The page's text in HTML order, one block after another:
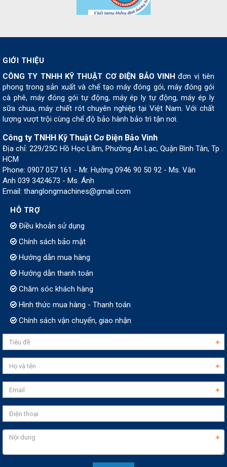
GIỚI THIỆU
CÔNG TY TNHH KỸ THUẬT CƠ ĐIỆN BẢO VINH đơn vị tiên
phong trong sản xuất và chế tạo máy đóng gói, máy đóng gói
cà phê, máy đóng gói tự động, máy ép ly tự động, máy ép ly
sữa chua, máy chiết rót chuyên nghiệp tại Việt Nam. Với chất
lượng vượt trội cùng chế độ bảo hành bảo trì tận nơi.
Công ty TNHH Kỹ Thuật Cơ Điện Bảo Vinh
Địa chỉ: 229/25C Hồ Học Lãm, Phường An Lạc, Quận Bình Tân, Tp .
HCM
Phone: 0907 057 161 - Mr. Hường 0946 90 50 92 - Ms. Vân
Anh 039 3424673 - Ms. Ánh
Email: thanglongmachines@gmail.com
HỖ TRỢ
Điều khoản sử dụng
Chính sách bảo mật
Hướng dẫn mua hàng
Hướng dẫn thanh toán
Chăm sóc khách hàng
Hình thức mua hàng - Thanh toán
Chính sách vận chuyển, giao nhận